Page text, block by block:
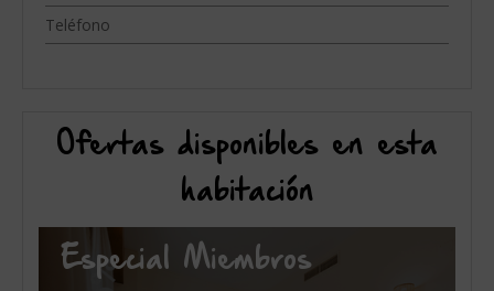
Teléfono
Ofertas disponibles en esta
habitación
Especial Miembros